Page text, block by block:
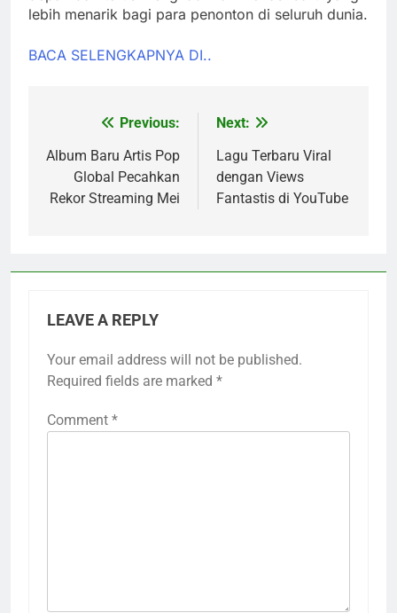
lebih menarik bagi para penonton di seluruh dunia.
BACA SELENGKAPNYA DI..
navigation
Previous:
Album Baru Artis Pop
Global Pecahkan
Rekor Streaming Mei
Next:
Lagu Terbaru Viral
dengan Views
Fantastis di YouTube
LEAVE A REPLY
Your email address will not be published.
Required fields are marked *
Comment *